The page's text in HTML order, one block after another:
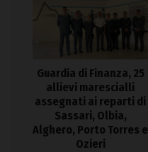
Guardia di Finanza, 25
allievi marescialli
assegnati ai reparti di
Sassari, Olbia,
Alghero, Porto Torres e
Ozieri